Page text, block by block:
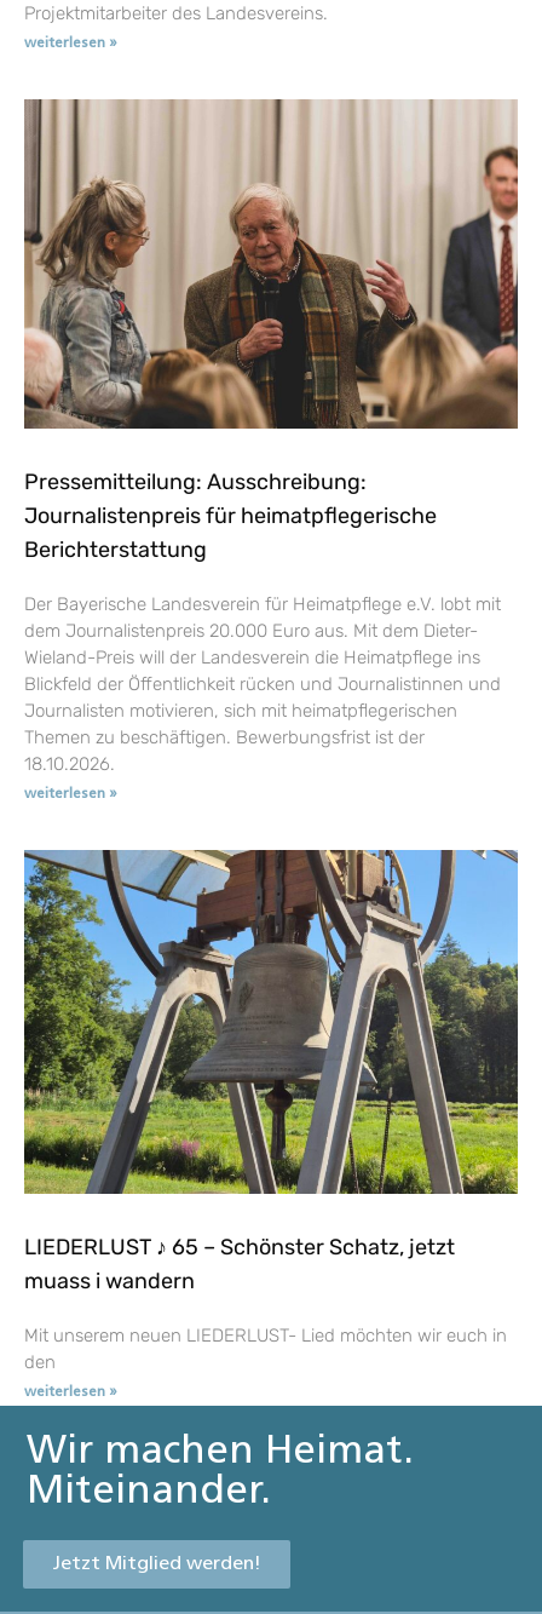
Projektmitarbeiter des Landesvereins.
weiterlesen »
Pressemitteilung: Ausschreibung:
Journalistenpreis für heimatpflegerische
Berichterstattung
Der Bayerische Landesverein für Heimatpflege e.V. lobt mit
dem Journalistenpreis 20.000 Euro aus. Mit dem Dieter-
Wieland-Preis will der Landesverein die Heimatpflege ins
Blickfeld der Öffentlichkeit rücken und Journalistinnen und
Journalisten motivieren, sich mit heimatpflegerischen
Themen zu beschäftigen. Bewerbungsfrist ist der
18.10.2026.
weiterlesen »
LIEDERLUST ♪ 65 – Schönster Schatz, jetzt
muass i wandern
Mit unserem neuen LIEDERLUST- Lied möchten wir euch in
den
weiterlesen »
Wir machen Heimat.
Miteinander.
Jetzt Mitglied werden!